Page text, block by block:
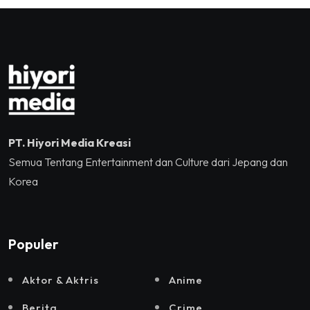
Jakarta, Mataloka Live,
PT. Hiyori Media Kreasi
Semua Tentang Entertainment dan Culture dari Jepang dan
Korea
Populer
Aktor & Aktris Anime